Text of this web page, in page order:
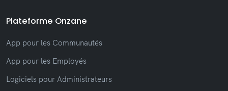
Plateforme Onzane
App pour les Communautés
App pour les Employés
Logiciels pour Administrateurs